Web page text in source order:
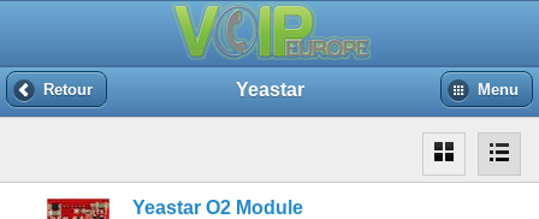
Retour Yeastar Menu
Yeastar O2 Module